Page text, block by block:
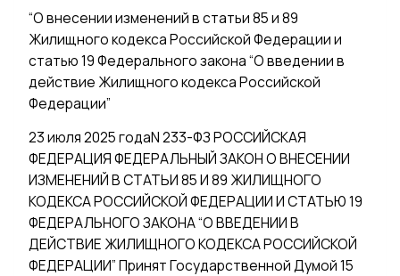
“О внесении изменений в статьи 85 и 89
Жилищного кодекса Российской Федерации и
статью 19 Федерального закона “О введении в
действие Жилищного кодекса Российской
Федерации”
23 июля 2025 годаN 233-ФЗ РОССИЙСКАЯ
ФЕДЕРАЦИЯ ФЕДЕРАЛЬНЫЙ ЗАКОН О ВНЕСЕНИИ
ИЗМЕНЕНИЙ В СТАТЬИ 85 И 89 ЖИЛИЩНОГО
КОДЕКСА РОССИЙСКОЙ ФЕДЕРАЦИИ И СТАТЬЮ 19
ФЕДЕРАЛЬНОГО ЗАКОНА “О ВВЕДЕНИИ В
ДЕЙСТВИЕ ЖИЛИЩНОГО КОДЕКСА РОССИЙСКОЙ
ФЕДЕРАЦИИ” Принят Государственной Думой 15